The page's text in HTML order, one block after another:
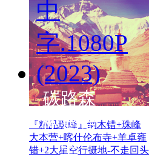
『精品珠峰』纳木错+珠峰
大本营+喀什伦布寺+羊卓雍
错+2大星空行摄地-不走回头
碳路森
林.国语
中